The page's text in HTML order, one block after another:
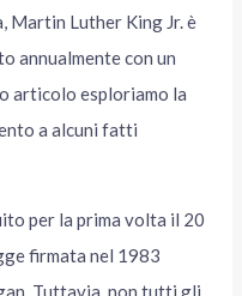
Martin Luther King Jr. è
annualmente con un
articolo esploriamo la
a alcuni fatti
per la prima volta il 20
firmata nel 1983
Tuttavia, non tutti gli